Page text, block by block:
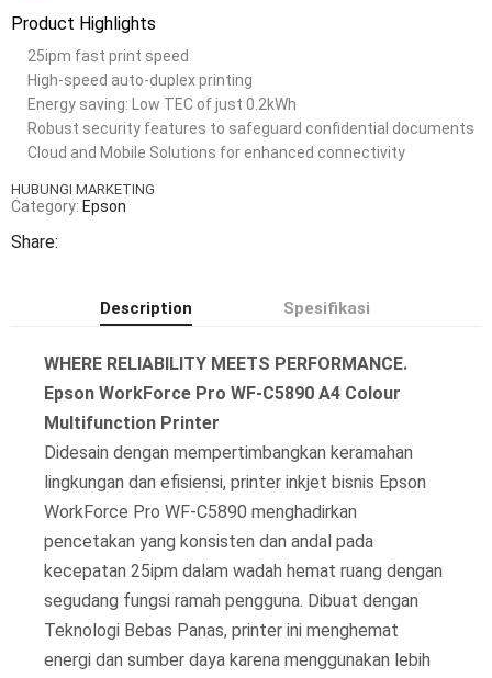
Product Highlights
25ipm fast print speed
High-speed auto-duplex printing
Energy saving: Low TEC of just 0.2kWh
Robust security features to safeguard confidential documents
Cloud and Mobile Solutions for enhanced connectivity
HUBUNGI MARKETING
Category: Epson
Share:
Description Spesifikasi
WHERE RELIABILITY MEETS PERFORMANCE.
Epson WorkForce Pro WF-C5890 A4 Colour
Multifunction Printer
Didesain dengan mempertimbangkan keramahan
lingkungan dan efisiensi, printer inkjet bisnis Epson
WorkForce Pro WF-C5890 menghadirkan
pencetakan yang konsisten dan andal pada
kecepatan 25ipm dalam wadah hemat ruang dengan
segudang fungsi ramah pengguna. Dibuat dengan
Teknologi Bebas Panas, printer ini menghemat
energi dan sumber daya karena menggunakan lebih